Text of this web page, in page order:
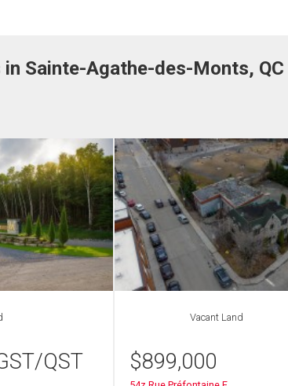
Sainte-Agathe-des-Monts,
QST
Vacant Land
$899,000